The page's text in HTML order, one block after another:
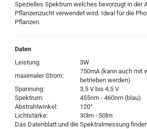
Spezielles Spektrum welches bevorzugt in der
Pflanzenzucht verwendet wird. Ideal für die
Pflanzen.
Daten
Leistung:
3W
maximaler Strom:
750mA (kann auch mit
betrieben werden)
Spannung:
3,5 V bis 4,5 V
Spektrum:
455nm - 460nm (blau)
Abstrahlwinkel: 120°
Lichtstärke:
30lm - 50lm
Das Datenblatt und die Spektralmessung